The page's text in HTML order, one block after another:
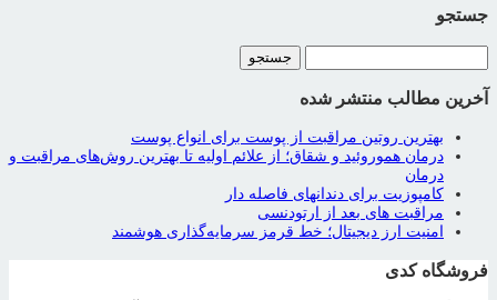
جستجو
برای:
آخرین مطالب منتشر شده
بهترین روتین مراقبت از پوست برای انواع پوست
درمان هموروئید و شقاق؛ از علائم اولیه تا بهترین روش‌های مراقبت و
درمان
کامپوزیت برای دندانهای فاصله دار
مراقبت‌ های بعد از ارتودنسی
امنیت ارز دیجیتال؛ خط قرمز سرمایه‌گذاری هوشمند
فروشگاه کدی